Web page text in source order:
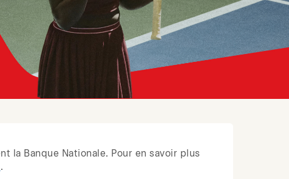
la Banque Nationale. Pour en savoir plus
.